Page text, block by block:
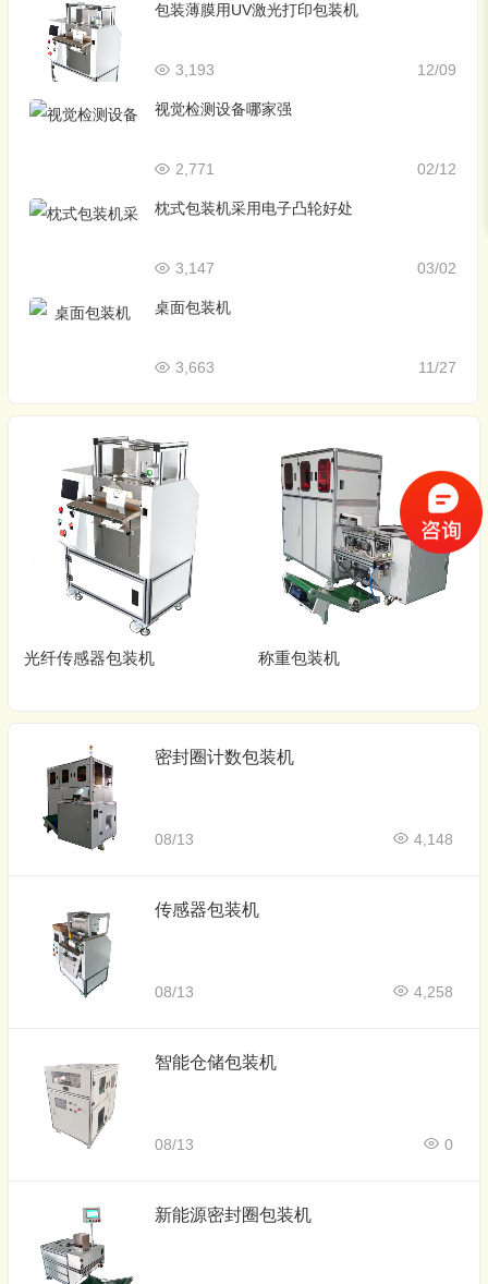
包装薄膜用UV激光打印包装机
12/09
3,193
视觉检测设备哪家强
02/12
2,771
枕式包装机采用电子凸轮好处
03/02
3,147
桌面包装机
11/27
3,663
光纤传感器包装机 称重包装机
密封圈计数包装机
08/13 4,148
传感器包装机
08/13 4,258
智能仓储包装机
08/13 0
新能源密封圈包装机